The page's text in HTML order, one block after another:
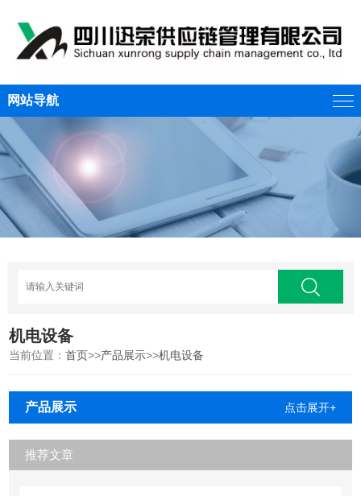
网站导航
机电设备
当前位置：首页>>产品展示>>机电设备
产品展示 点击展开+
推荐文章